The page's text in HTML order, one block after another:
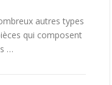
autres types
qui composent
…